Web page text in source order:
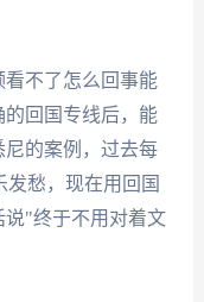
不了怎么回事能
回国专线后，能
的案例，过去每
发愁，现在用回国
说"终于不用对着文